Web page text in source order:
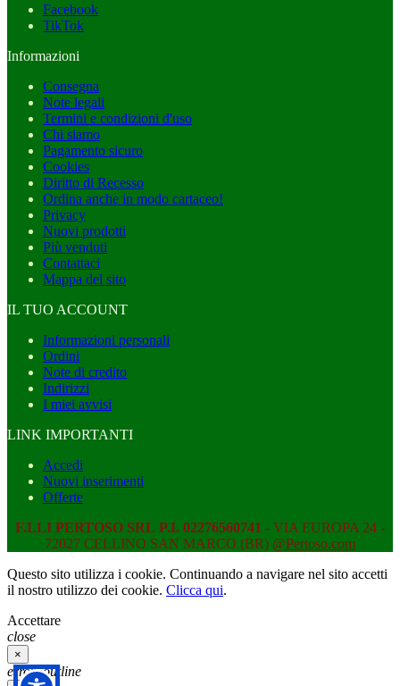
Facebook
TikTok
Informazioni
Consegna
Note legali
Termini e condizioni d'uso
Chi siamo
Pagamento sicuro
Cookies
Diritto di Recesso
Ordina anche in modo cartaceo!
Privacy
Nuovi prodotti
Più venduti
Contattaci
Mappa del sito
IL TUO ACCOUNT
Informazioni personali
Ordini
Note di credito
Indirizzi
I miei avvisi
LINK IMPORTANTI
Accedi
Nuovi inserimenti
Offerte
F.LLI PERTOSO SRL P.I. 02276560741 - VIA EUROPA 24 -
72027 CELLINO SAN MARCO (BR) @Pertoso.com
Questo sito utilizza i cookie. Continuando a navigare nel sito accetti
il nostro utilizzo dei cookie. Clicca qui.
Accettare
close
×
error_outline